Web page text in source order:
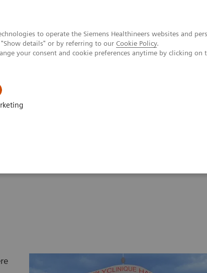
to operate the Siemens Healthineers websites and
details" or by referring to our Cookie Policy.
your consent and cookie preferences anytime by clicking on
MA